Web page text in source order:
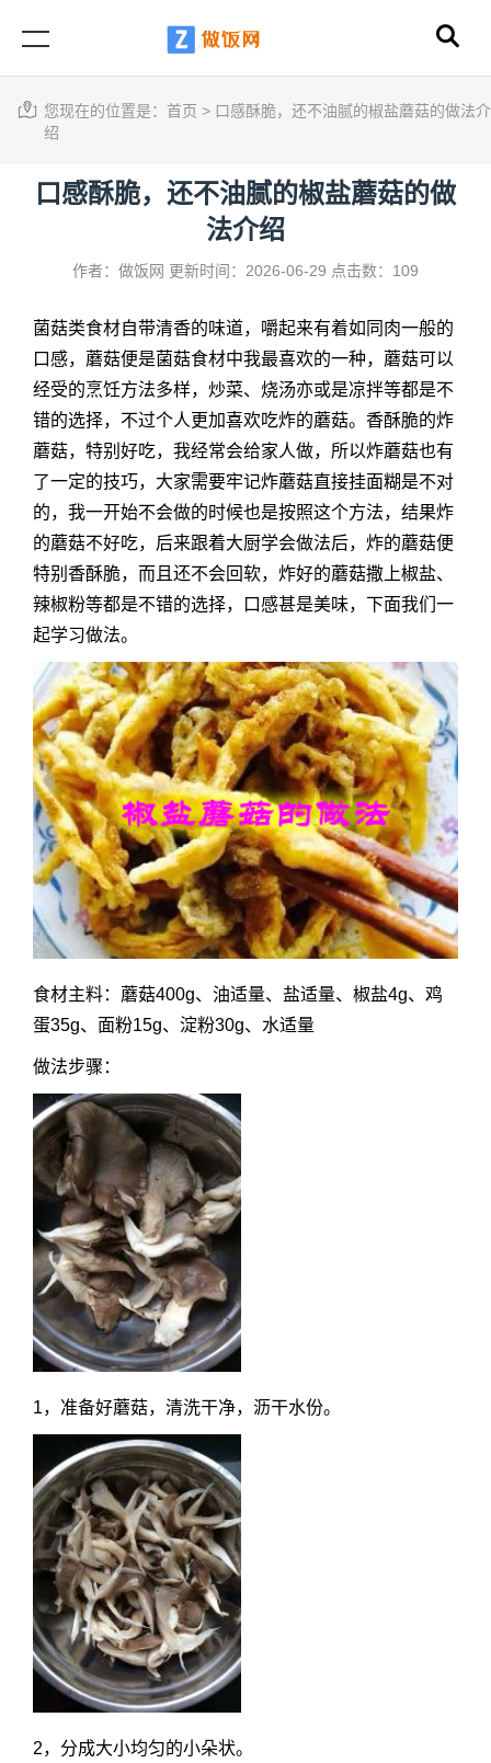
您现在的位置是： 首页 > 口感酥脆，还不油腻的椒盐蘑菇的做法介
绍
口感酥脆，还不油腻的椒盐蘑菇的做
法介绍
作者：做饭网 更新时间：2026-06-29 点击数：109
菌菇类食材自带清香的味道，嚼起来有着如同肉一般的
口感，蘑菇便是菌菇食材中我最喜欢的一种，蘑菇可以
经受的烹饪方法多样，炒菜、烧汤亦或是凉拌等都是不
错的选择，不过个人更加喜欢吃炸的蘑菇。香酥脆的炸
蘑菇，特别好吃，我经常会给家人做，所以炸蘑菇也有
了一定的技巧，大家需要牢记炸蘑菇直接挂面糊是不对
的，我一开始不会做的时候也是按照这个方法，结果炸
的蘑菇不好吃，后来跟着大厨学会做法后，炸的蘑菇便
特别香酥脆，而且还不会回软，炸好的蘑菇撒上椒盐、
辣椒粉等都是不错的选择，口感甚是美味，下面我们一
起学习做法。
食材主料：蘑菇400g、油适量、盐适量、椒盐4g、鸡
蛋35g、面粉15g、淀粉30g、水适量
做法步骤：
1，准备好蘑菇，清洗干净，沥干水份。
2，分成大小均匀的小朵状。